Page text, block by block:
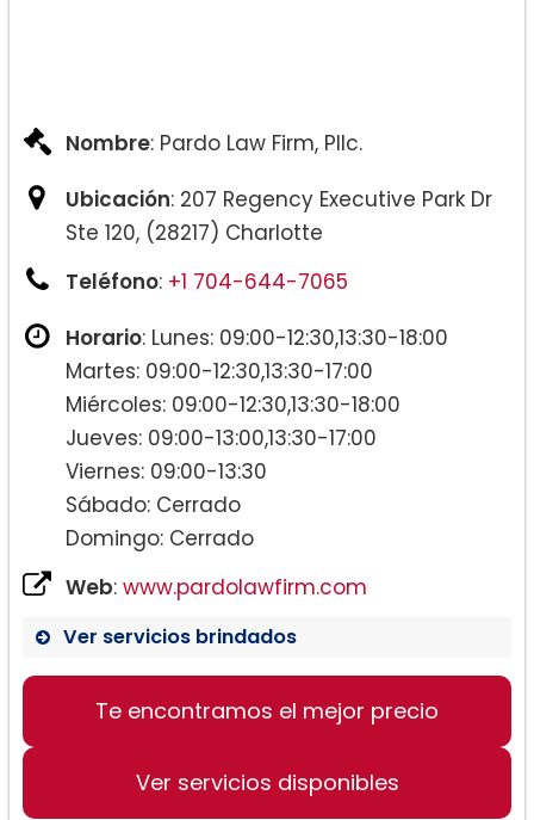
Nombre: Pardo Law Firm, Pllc.
Ubicación: 207 Regency Executive Park Dr
Ste 120, (28217) Charlotte
Teléfono: +1 704-644-7065
Horario: Lunes: 09:00-12:30,13:30-18:00
Martes: 09:00-12:30,13:30-17:00
Miércoles: 09:00-12:30,13:30-18:00
Jueves: 09:00-13:00,13:30-17:00
Viernes: 09:00-13:30
Sábado: Cerrado
Domingo: Cerrado
Web: www.pardolawfirm.com
Ver servicios brindados
Te encontramos el mejor precio
Ver servicios disponibles